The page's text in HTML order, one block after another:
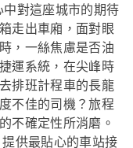
對這座城市的期待
走出車廂，面對眼
，一絲焦慮是否油
運系統，在尖峰時
排班計程車的長龍
不佳的司機？旅程
不確定性所消磨。
供最貼心的車站接